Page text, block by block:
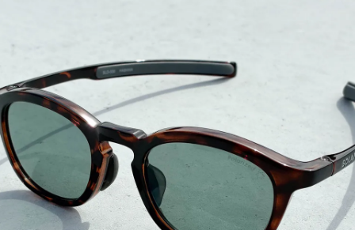
s
公
通
レ
ク
ト
シ
ョ
ッ
プ
GOODS
OTHER
FRENCH Bleu ORIGINAL